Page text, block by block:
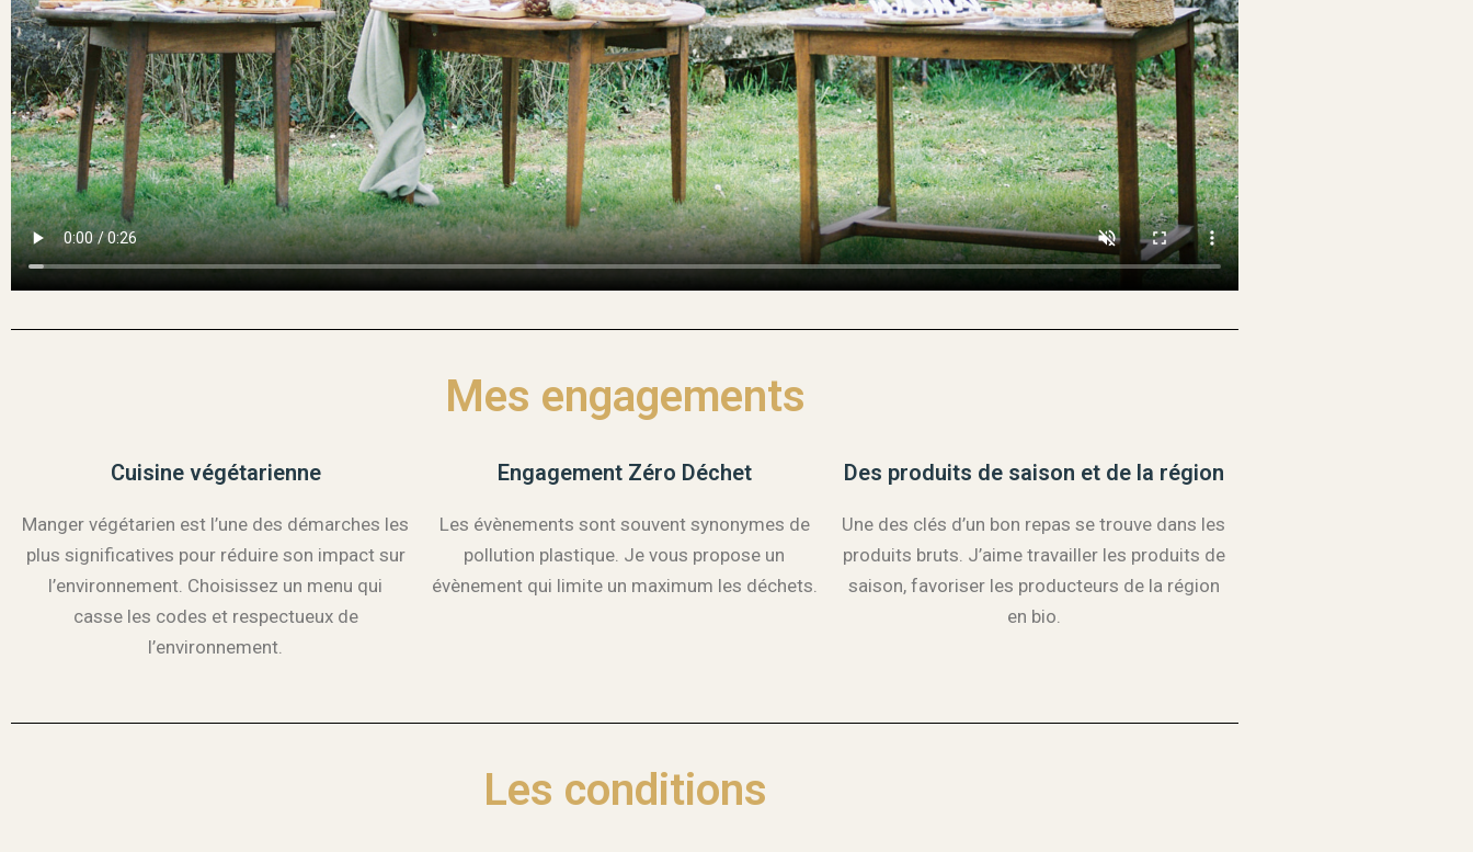
Mes engagements
Cuisine végétarienne
Manger végétarien est l’une des démarches les
plus significatives pour réduire son impact sur
l’environnement. Choisissez un menu qui
casse les codes et respectueux de
l’environnement.
Engagement Zéro Déchet
Les évènements sont souvent synonymes de
pollution plastique. Je vous propose un
évènement qui limite un maximum les déchets.
Des produits de saison et de la région
Une des clés d’un bon repas se trouve dans les
produits bruts. J’aime travailler les produits de
saison, favoriser les producteurs de la région
en bio.
Les conditions